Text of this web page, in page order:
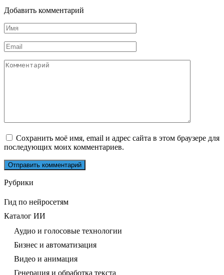
Добавить комментарий
Имя
*
Email
*
Комментарий
Сохранить моё имя, email и адрес сайта в этом браузере для
последующих моих комментариев.
Рубрики
Гид по нейросетям
Каталог ИИ
Аудио и голосовые технологии
Бизнес и автоматизация
Видео и анимация
Генерация и обработка текста